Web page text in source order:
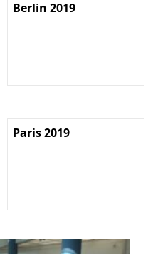
Berlin 2019
Paris 2019